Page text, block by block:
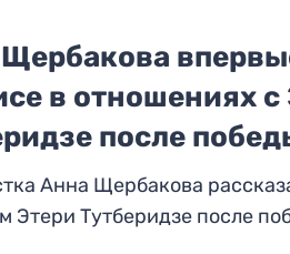
в отношениях с
после
Анна Щербакова
Этери Тутберидзе после